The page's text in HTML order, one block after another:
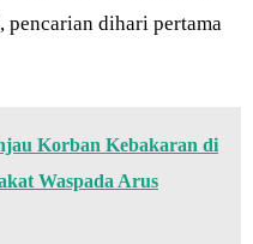
pencarian dihari pertama
Korban Kebakaran di
Waspada Arus